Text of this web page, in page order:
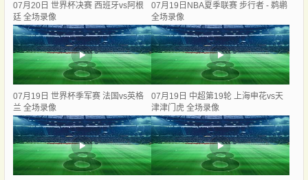
07月20日 世界杯决赛 西班牙vs阿根
廷 全场录像
07月19日NBA夏季联赛 步行者 - 鹈鹕
全场录像
07月19日 世界杯季军赛 法国vs英格
兰 全场录像
07月19日 中超第19轮 上海申花vs天
津津门虎 全场录像